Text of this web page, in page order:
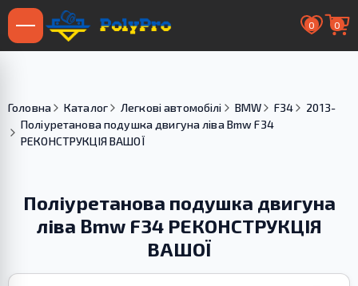
0 0
Головна Каталог Легкові автомобілі BMW F34
2013-
Поліуретанова подушка двигуна ліва Bmw F34
РЕКОНСТРУКЦІЯ ВАШОЇ
Поліуретанова подушка двигуна
ліва Bmw F34 РЕКОНСТРУКЦІЯ
ВАШОЇ